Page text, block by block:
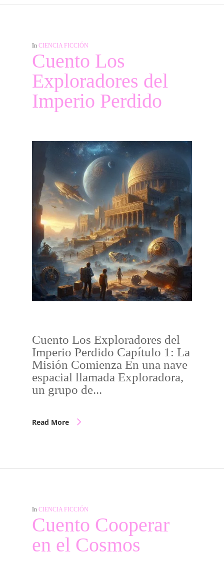
In CIENCIA FICCIÓN
Cuento Los
Exploradores del
Imperio Perdido
Cuento Los Exploradores del
Imperio Perdido Capítulo 1: La
Misión Comienza En una nave
espacial llamada Exploradora,
un grupo de...
Read More
In CIENCIA FICCIÓN
Cuento Cooperar
en el Cosmos